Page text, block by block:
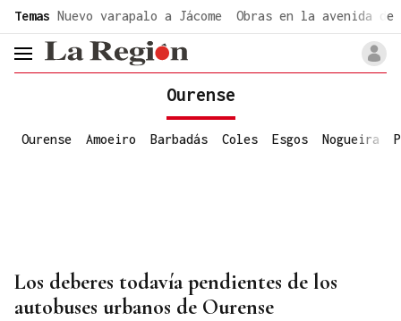
Temas Nuevo varapalo a Jácome Obras en la avenida de
header.menu.open
Ourense
Ourense Amoeiro Barbadás Coles Esgos Nogueira
Los deberes todavía pendientes de los
autobuses urbanos de Ourense